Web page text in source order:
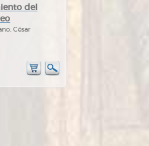
del
César